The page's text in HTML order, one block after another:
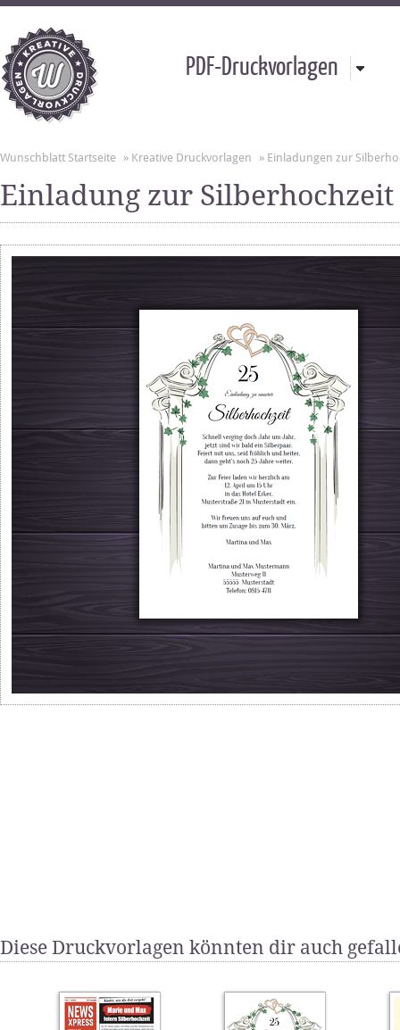
PDF-Druckvorlagen
Wunschblatt Startseite » Kreative Druckvorlagen » Einladungen zur
Einladung zur Silberhochzeit
Diese Druckvorlagen könnten dir auch